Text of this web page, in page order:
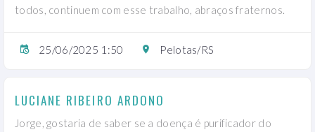
todos, continuem com esse trabalho, abraços fraternos.
25/06/2025 1:50 Pelotas/RS
LUCIANE RIBEIRO ARDONO
Jorge, gostaria de saber se a doença é purificador do